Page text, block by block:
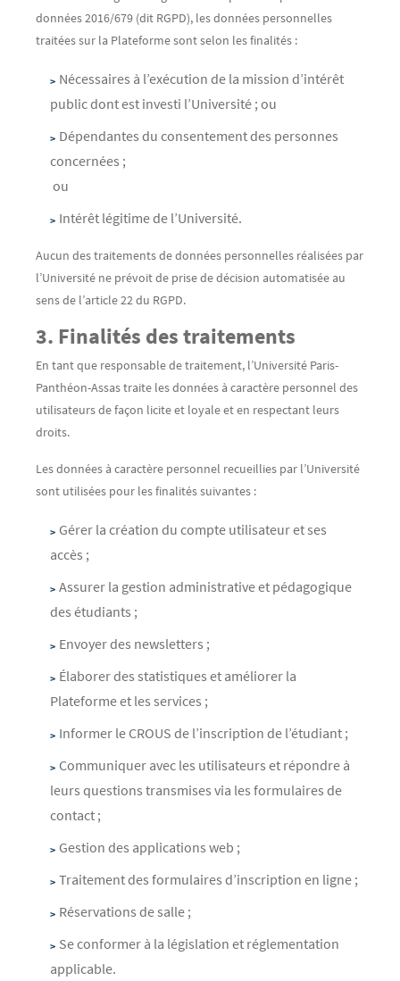
données 2016/679 (dit RGPD), les données personnelles
traitées sur la Plateforme sont selon les finalités :
Nécessaires à l’exécution de la mission d’intérêt
public dont est investi l’Université ; ou
Dépendantes du consentement des personnes
concernées ;
ou
Intérêt légitime de l’Université.
Aucun des traitements de données personnelles réalisées par
l’Université ne prévoit de prise de décision automatisée au
sens de l’article 22 du RGPD.
3. Finalités des traitements
En tant que responsable de traitement, l’Université Paris-
Panthéon-Assas traite les données à caractère personnel des
utilisateurs de façon licite et loyale et en respectant leurs
droits.
Les données à caractère personnel recueillies par l’Université
sont utilisées pour les finalités suivantes :
Gérer la création du compte utilisateur et ses
accès ;
Assurer la gestion administrative et pédagogique
des étudiants ;
Envoyer des newsletters ;
Élaborer des statistiques et améliorer la
Plateforme et les services ;
Informer le CROUS de l’inscription de l’étudiant ;
Communiquer avec les utilisateurs et répondre à
leurs questions transmises via les formulaires de
contact ;
Gestion des applications web ;
Traitement des formulaires d’inscription en ligne ;
Réservations de salle ;
Se conformer à la législation et réglementation
applicable.